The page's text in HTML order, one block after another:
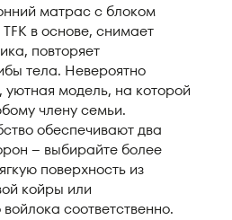
матрас с блоком
в основе, снимает
повторяет
тела. Невероятно
уютная модель, на которой
члену семьи.
обеспечивают два
– выбирайте более
поверхность из
койры или
соответственно.